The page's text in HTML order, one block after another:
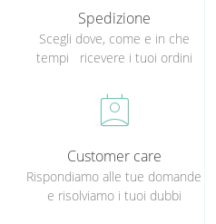
Spedizione
Scegli dove, come e in che
tempi ricevere i tuoi ordini
perm_contact_calendar
Customer care
Rispondiamo alle tue domande
e risolviamo i tuoi dubbi